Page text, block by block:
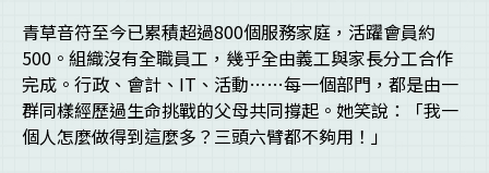
青草音符至今已累積超過800個服務家庭，活躍會員約
500。組織沒有全職員工，幾乎全由義工與家長分工合作
完成。行政、會計、IT、活動……每一個部門，都是由一
群同樣經歷過生命挑戰的父母共同撐起。她笑說：「我一
個人怎麼做得到這麼多？三頭六臂都不夠用！」